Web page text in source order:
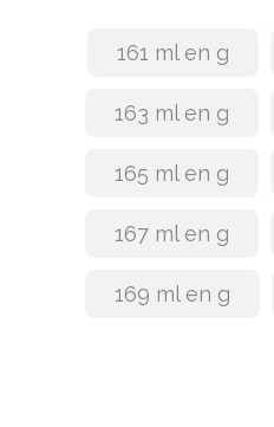
161 ml en g
163 ml en g
165 ml en g
167 ml en g
169 ml en g